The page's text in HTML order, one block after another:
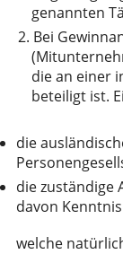
genannten
2. Bei
die an einer
beteiligt ist.
die
die zuständige
davon
welche